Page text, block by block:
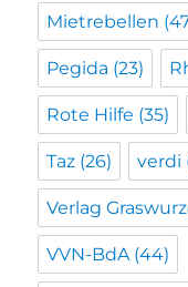
Mietrebellen
Pegida (23)
Rote Hilfe (35)
Taz (26) verdi
Verlag
VVN-BdA (44)